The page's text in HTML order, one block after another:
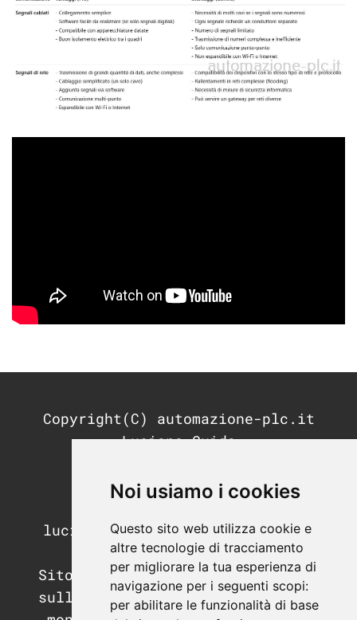
Noi usiamo i cookies
Questo sito web utilizza cookie e
altre tecnologie di tracciamento
per migliorare la tua esperienza di
navigazione per i seguenti scopi:
per abilitare le funzionalità di base
Copyright(C) automazione-plc.it
Luciano Guida
REA: MI-2791053
luciano.guida@postecertifica.it
Sito di informazione e didattica
sull'automazione industriale, il